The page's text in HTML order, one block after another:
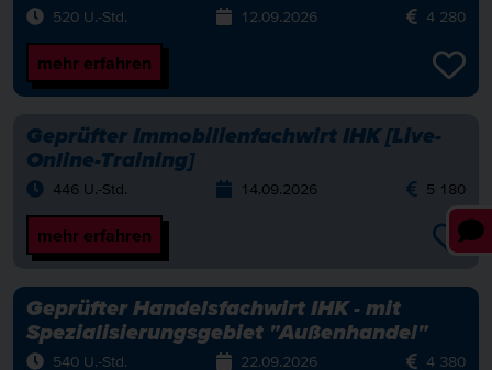
520 U.-Std. 12.09.2026 4 280
mehr erfahren
Geprüfter Immobilienfachwirt IHK [Live-
Online-Training]
446 U.-Std. 14.09.2026 5 180
mehr erfahren
Geprüfter Handelsfachwirt IHK - mit
Spezialisierungsgebiet "Außenhandel"
540 U.-Std. 22.09.2026 4 380